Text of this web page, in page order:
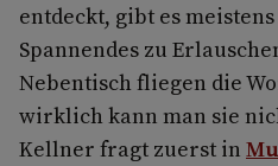
entdeckt, gibt es
Spannendes zu
Nebentisch fliegen die
wirklich kann man sie
Kellner fragt zuerst in